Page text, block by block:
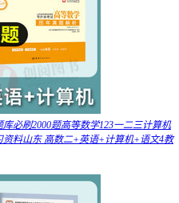
必刷2000题高等数学123一二三计算机
料山东 高数二+英语+计算机+语文4教